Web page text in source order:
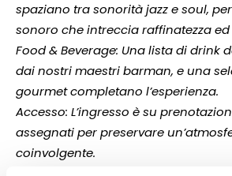
spaziano tra sonorità jazz e soul,
sonoro che intreccia raffinatezza ed
Food & Beverage: Una lista di drink
dai nostri maestri barman, e una
gourmet completano l’esperienza.
Accesso: L’ingresso è su
assegnati per preservare
coinvolgente.